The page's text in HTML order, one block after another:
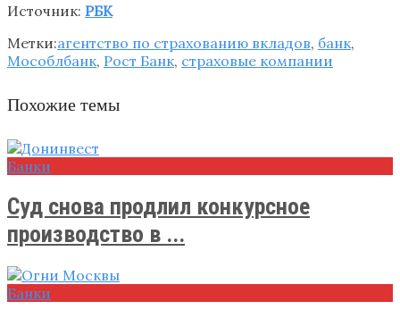
Источник: РБК
Метки:агентство по страхованию вкладов, банк,
Мособлбанк, Рост Банк, страховые компании
Похожие темы
Банки
Суд снова продлил конкурсное
производство в ...
Банки